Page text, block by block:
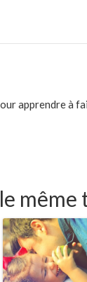
apprendre à
même